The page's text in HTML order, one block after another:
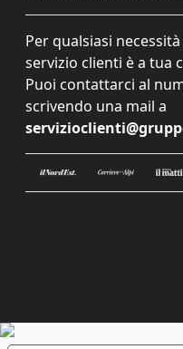
Per qualsiasi
servizio clienti è a tua
Puoi contattarci al
scrivendo una mail a